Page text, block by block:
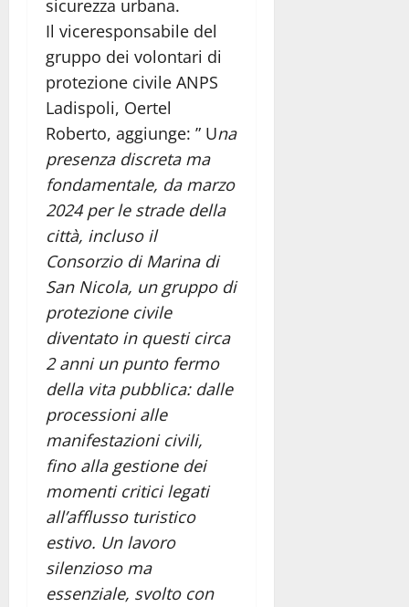
sicurezza urbana.
Il viceresponsabile del
gruppo dei volontari di
protezione civile ANPS
Ladispoli, Oertel
Roberto, aggiunge: ” Una
presenza discreta ma
fondamentale, da marzo
2024 per le strade della
città, incluso il
Consorzio di Marina di
San Nicola, un gruppo di
protezione civile
diventato in questi circa
2 anni un punto fermo
della vita pubblica: dalle
processioni alle
manifestazioni civili,
fino alla gestione dei
momenti critici legati
all’afflusso turistico
estivo. Un lavoro
silenzioso ma
essenziale, svolto con